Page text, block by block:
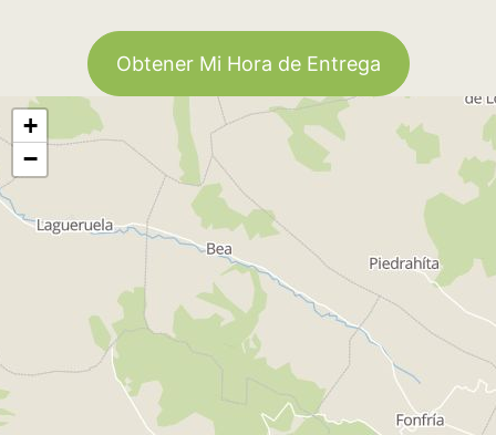
Obtener Mi Hora de Entrega
+
−